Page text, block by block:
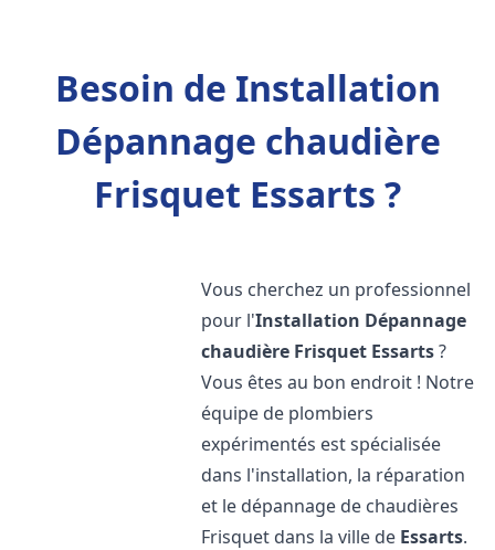
Besoin de Installation
Dépannage chaudière
Frisquet Essarts ?
Vous cherchez un professionnel
pour l'Installation Dépannage
chaudière Frisquet Essarts?
Vous êtes au bon endroit ! Notre
équipe de plombiers
expérimentés est spécialisée
dans l'installation, la réparation
et le dépannage de chaudières
Frisquet dans la ville de Essarts.